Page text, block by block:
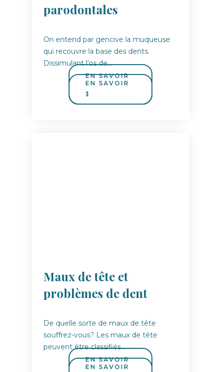
parodontales
On entend par gencive la muqueuse
qui recouvre la base des dents.
Dissimulant l’os de…
Maux de tête et
problèmes de dent
De quelle sorte de maux de tête
souffrez-vous? Les maux de tête
peuvent être classifiés…